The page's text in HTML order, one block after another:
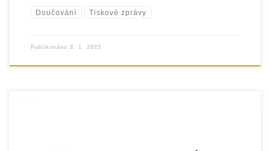
Doučování Tiskové zprávy
Publikováno 8. 1. 2025